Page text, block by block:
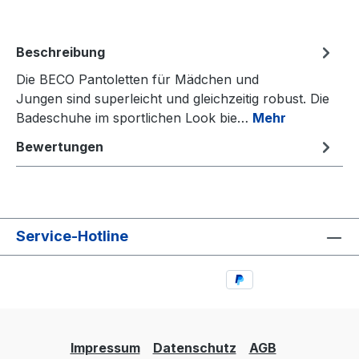
Beschreibung
Die BECO Pantoletten für Mädchen und
Jungen sind superleicht und gleichzeitig robust. Die
Badeschuhe im sportlichen Look bie… Mehr
Bewertungen
Service-Hotline
Impressum Datenschutz AGB